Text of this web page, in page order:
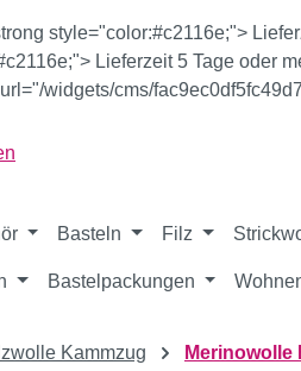
style="color:#c2116e;">
Lieferzeit 5 Tage oder
url="/widgets/cms/
Basteln Filz
Bastelpackungen
Kammzug Merinowolle